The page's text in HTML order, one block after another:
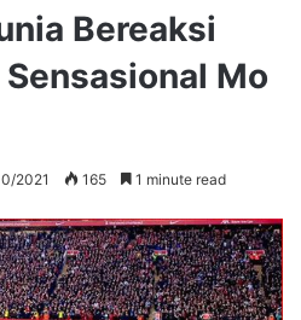
Bereaksi
Mo
2021 165 1 minute read